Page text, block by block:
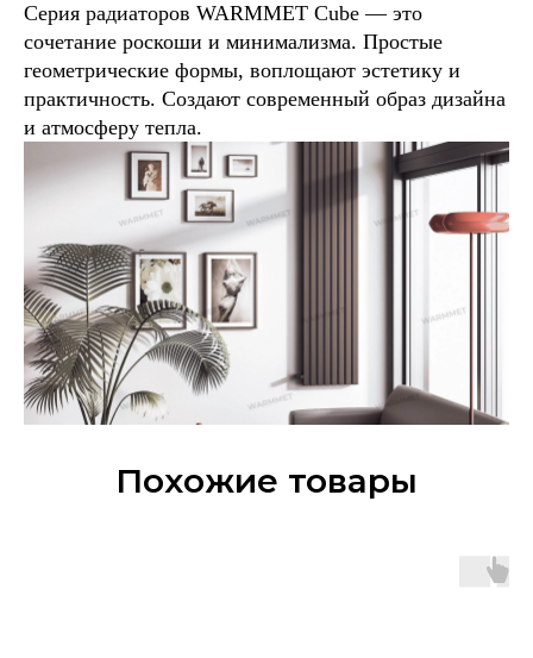
Серия радиаторов WARMMET Cube — это
сочетание роскоши и минимализма. Простые
геометрические формы, воплощают эстетику и
практичность. Создают современный образ дизайна
и атмосферу тепла.
Похожие товары